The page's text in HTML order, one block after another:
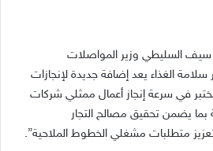
السليطي وزير المواصلات
سلامة الغذاء يعد إضافة جديدة لإنجازات
في سرعة إنجاز أعمال ممثلي شركات
بما يضمن تحقيق مصالح التجار
متطلبات مشغلي الخطوط الملاحية”.